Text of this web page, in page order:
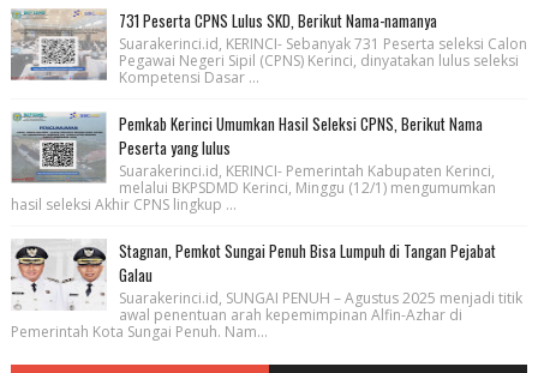
731 Peserta CPNS Lulus SKD, Berikut Nama-namanya
Suarakerinci.id, KERINCI- Sebanyak 731 Peserta seleksi Calon
Pegawai Negeri Sipil (CPNS) Kerinci, dinyatakan lulus seleksi
Kompetensi Dasar ...
Pemkab Kerinci Umumkan Hasil Seleksi CPNS, Berikut Nama
Peserta yang lulus
Suarakerinci.id, KERINCI- Pemerintah Kabupaten Kerinci,
melalui BKPSDMD Kerinci, Minggu (12/1) mengumumkan
hasil seleksi Akhir CPNS lingkup ...
Stagnan, Pemkot Sungai Penuh Bisa Lumpuh di Tangan Pejabat
Galau
Suarakerinci.id, SUNGAI PENUH – Agustus 2025 menjadi titik
awal penentuan arah kepemimpinan Alfin-Azhar di
Pemerintah Kota Sungai Penuh. Nam...